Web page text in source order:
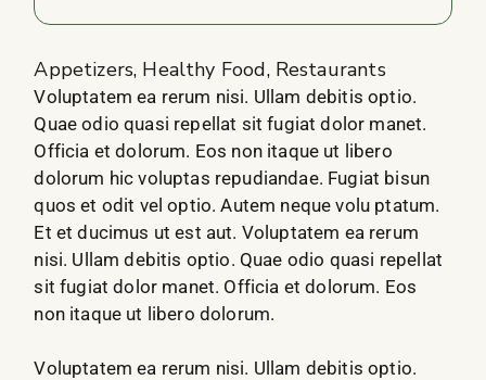
Appetizers Healthy Food Restaurants
Voluptatem ea rerum nisi. Ullam debitis optio.
Quae odio quasi repellat sit fugiat dolor manet.
Officia et dolorum. Eos non itaque ut libero
dolorum hic voluptas repudiandae. Fugiat bisun
quos et odit vel optio. Autem neque volu ptatum.
Et et ducimus ut est aut. Voluptatem ea rerum
nisi. Ullam debitis optio. Quae odio quasi repellat
sit fugiat dolor manet. Officia et dolorum. Eos
non itaque ut libero dolorum.
Voluptatem ea rerum nisi. Ullam debitis optio.